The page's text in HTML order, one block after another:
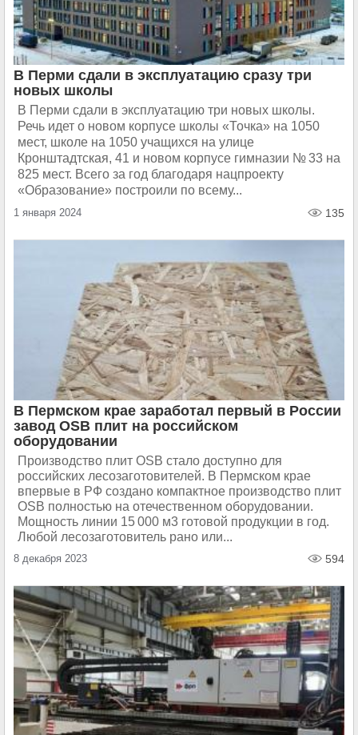
В Перми сдали в эксплуатацию сразу три
новых школы
В Перми сдали в эксплуатацию три новых школы.
Речь идет о новом корпусе школы «Точка» на 1050
мест, школе на 1050 учащихся на улице
Кронштадтская, 41 и новом корпусе гимназии № 33 на
825 мест. Всего за год благодаря нацпроекту
«Образование» построили по всему...
1 января 2024 135
В Пермском крае заработал первый в России
завод OSB плит на российском
оборудовании
Производство плит OSB стало доступно для
российских лесозаготовителей. В Пермском крае
впервые в РФ создано компактное производство плит
OSB полностью на отечественном оборудовании.
Мощность линии 15 000 м3 готовой продукции в год.
Любой лесозаготовитель рано или...
8 декабря 2023 594